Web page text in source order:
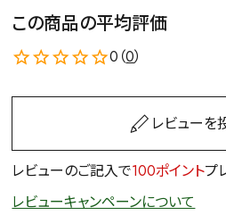
この商品の平均評価
0（0）
レビューを
レビューのご記入で100ポイントプ
レビューキャンペーンについて